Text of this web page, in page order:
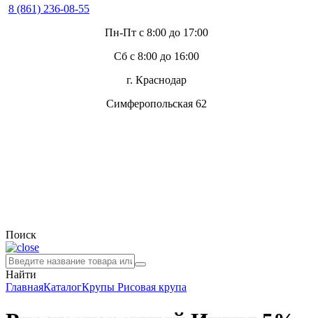
8 (861) 236-08-55
Пн-Пт с 8:00 до 17:00
Сб с 8:00 до 16:00
г. Краснодар
Симферопольская 62
Поиск
Найти
ГлавнаяКаталогКрупы Рисовая крупа